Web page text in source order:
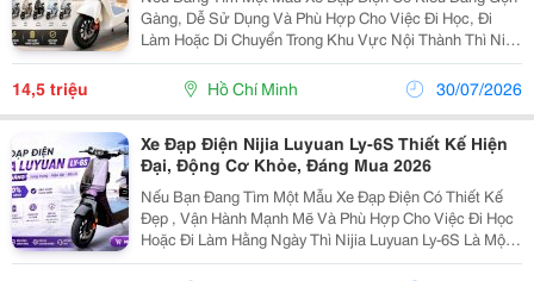
Gàng, Dễ Sử Dụng Và Phù Hợp Cho Việc Đi Học, Đi
Làm Hoặc Di Chuyển Trong Khu Vực Nội Thành Thì Nijia
Luyuan Ly-1S Là Một Lựa Chọn Đáng Để Tham Khảo.
Điểm Dễ Nhận Thấy Ở Dòng Xe Này Là Thiết Kế Khá...
14,5 triệu Hồ Chí Minh 30/07/2026
Xe Đạp Điện Nijia Luyuan Ly-6S Thiết Kế Hiện
Đại, Động Cơ Khỏe, Đáng Mua 2026
Nếu Bạn Đang Tìm Một Mẫu Xe Đạp Điện Có Thiết Kế
Đẹp , Vận Hành Mạnh Mẽ Và Phù Hợp Cho Việc Đi Học
Hoặc Đi Làm Hằng Ngày Thì Nijia Luyuan Ly-6S Là Một
Lựa Chọn Rất Đáng Cân Nhắc. Điểm Thu Hút Đầu Tiên